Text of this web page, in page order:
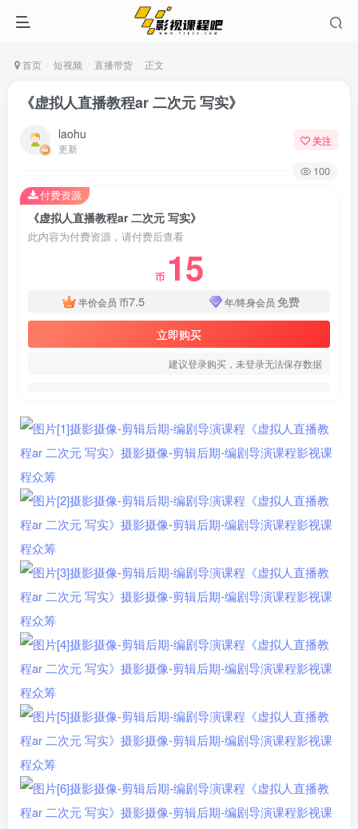
首页 短视频 直播带货 正文
《虚拟人直播教程ar 二次元 写实》
laohu
更新
关注
100
《虚拟人直播教程ar 二次元 写实》
此内容为付费资源，请付费后查看
币 15
半价会员 币7.5 年/终身会员 免费
立即购买
建议登录购买，未登录无法保存数据
付费资源